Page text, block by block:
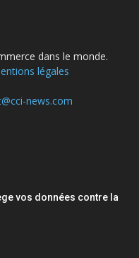
dans le monde.
légales
news.com
vos données contre la